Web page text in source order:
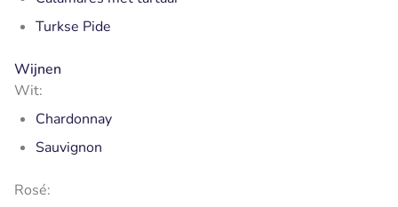
Turkse Pide
Wijnen
Wit:
Chardonnay
Sauvignon
Rosé: